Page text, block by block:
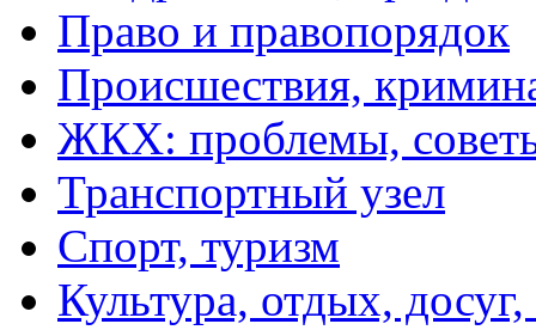
Право и правопорядок
Происшествия,
ЖКХ: проблемы,
Транспортный узел
Спорт, туризм
Культура, отдых,